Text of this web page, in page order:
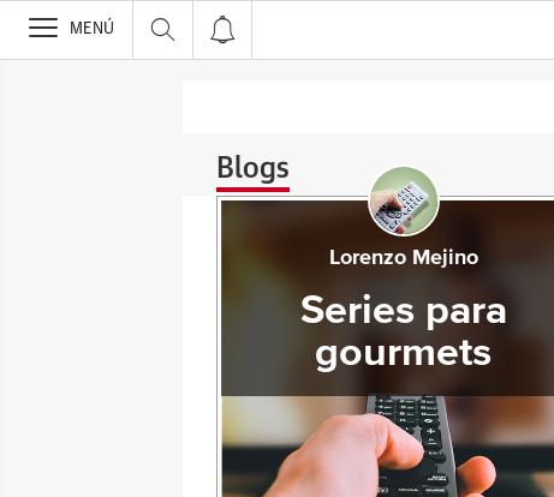
>
MENÚ
Blogs
Lorenzo Mejino
Series para
gourmets